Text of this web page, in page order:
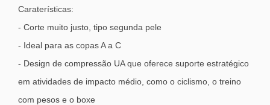
Caraterísticas:
- Corte muito justo, tipo segunda pele
- Ideal para as copas A a C
- Design de compressão UA que oferece suporte estratégico
em atividades de impacto médio, como o ciclismo, o treino
com pesos e o boxe